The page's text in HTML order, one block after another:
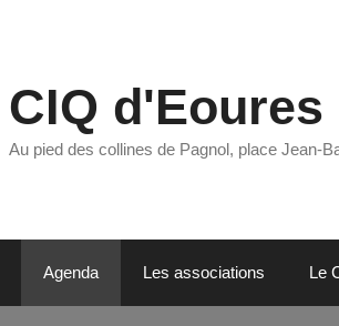
CIQ d'Eoures
Au pied des collines de Pagnol, place Jean-
Agenda Les associations Le